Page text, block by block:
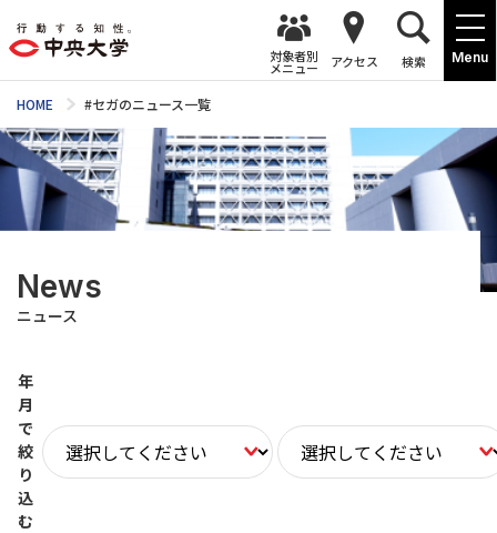
Menu
対象者別
メニュー アクセス 検索
HOME #セガのニュース一覧
News
ニュース
年
月
で
絞
り
込
む